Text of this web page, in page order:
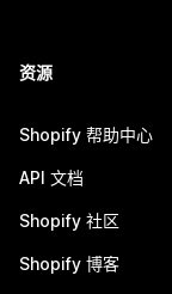
资源
Shopify 帮助中心
API 文档
Shopify 社区
Shopify 博客